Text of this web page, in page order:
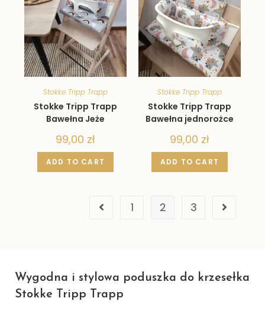
Stokke Tripp Trapp
Stokke Tripp Trapp
Bawełna Jeże
99,00 zł
ADD TO CART
Stokke Tripp Trapp
Stokke Tripp Trapp
Bawełna jednorożce
99,00 zł
ADD TO CART
1 2 3
Wygodna i stylowa poduszka do krzesełka
Stokke Tripp Trapp